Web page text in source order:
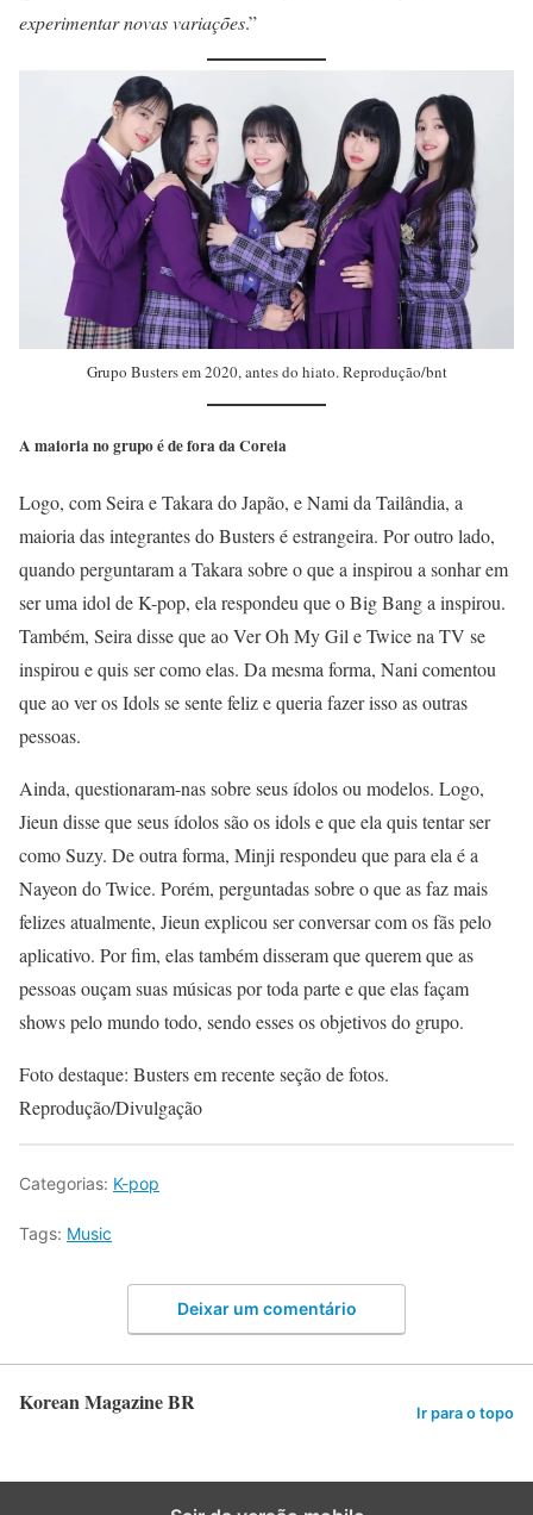
experimentar novas variações.”
Grupo Busters em 2020, antes do hiato. Reprodução/bnt
A maioria no grupo é de fora da Coreia
Logo, com Seira e Takara do Japão, e Nami da Tailândia, a
maioria das integrantes do Busters é estrangeira. Por outro lado,
quando perguntaram a Takara sobre o que a inspirou a sonhar em
ser uma idol de K-pop, ela respondeu que o Big Bang a inspirou.
Também, Seira disse que ao Ver Oh My Gil e Twice na TV se
inspirou e quis ser como elas. Da mesma forma, Nani comentou
que ao ver os Idols se sente feliz e queria fazer isso as outras
pessoas.
Ainda, questionaram-nas sobre seus ídolos ou modelos. Logo,
Jieun disse que seus ídolos são os idols e que ela quis tentar ser
como Suzy. De outra forma, Minji respondeu que para ela é a
Nayeon do Twice. Porém, perguntadas sobre o que as faz mais
felizes atualmente, Jieun explicou ser conversar com os fãs pelo
aplicativo. Por fim, elas também disseram que querem que as
pessoas ouçam suas músicas por toda parte e que elas façam
shows pelo mundo todo, sendo esses os objetivos do grupo.
Foto destaque: Busters em recente seção de fotos.
Reprodução/Divulgação
Categorias: K-pop
Tags: Music
Deixar um comentário
Korean Magazine BR Ir para o topo